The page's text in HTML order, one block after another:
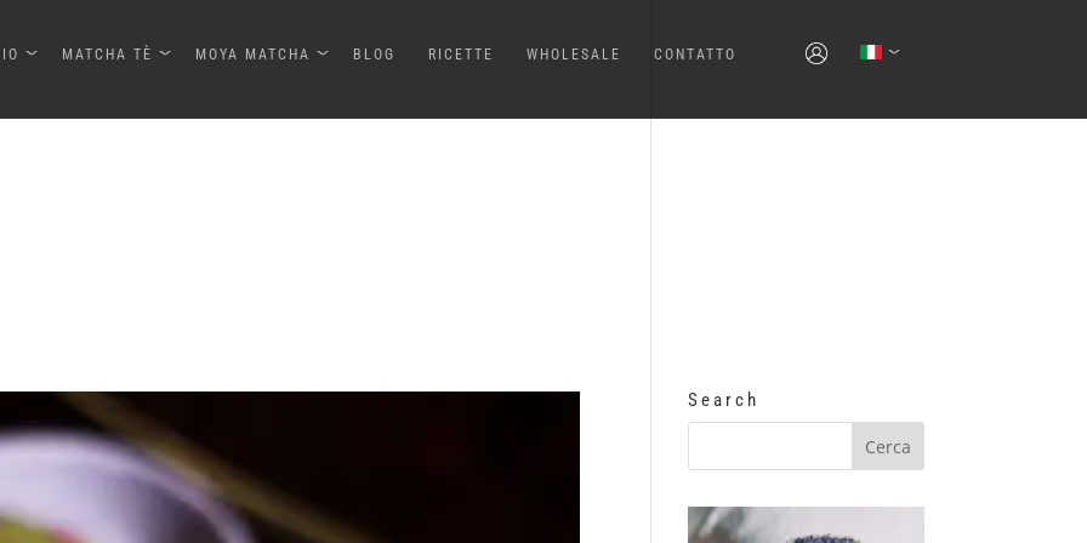
MATCHA TÈ MOYA MATCHA BLOG RICETTE WHOLESALE CONTATTO
Search